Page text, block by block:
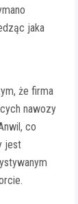
jaka
że firma
nawozy
co
jest